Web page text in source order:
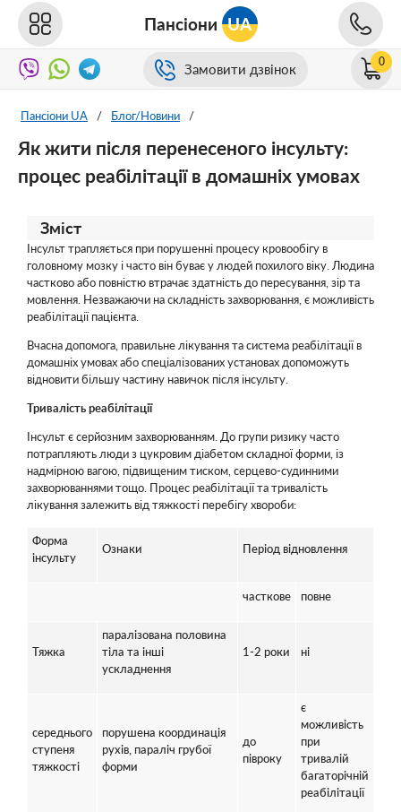
Пансіони UA
Замовити дзвінок 0
Пансіони UA / Блог/Новини /
Як жити після перенесеного інсульту:
процес реабілітації в домашніх умовах
Зміст
Інсульт трапляється при порушенні процесу кровообігу в
головному мозку і часто він буває у людей похилого віку. Людина
частково або повністю втрачає здатність до пересування, зір та
мовлення. Незважаючи на складність захворювання, є можливість
реабілітації пацієнта.
Вчасна допомога, правильне лікування та система реабілітації в
домашніх умовах або спеціалізованих установах допоможуть
відновити більшу частину навичок після інсульту.
Тривалість реабілітації
Інсульт є серйозним захворюванням. До групи ризику часто
потрапляють люди з цукровим діабетом складної форми, із
надмірною вагою, підвищеним тиском, серцево-судинними
захворюваннями тощо. Процес реабілітації та тривалість
лікування залежить від тяжкості перебігу хвороби:
Форма
інсульту
Ознаки Період відновлення
часткове повне
Тяжка
паралізована половина
тіла та інші
ускладнення
1-2 роки ні
середнього
ступеня
тяжкості
порушена координація
рухів, параліч грубої
форми
до
півроку
є
можливість
при
тривалій
багаторічній
реабілітації